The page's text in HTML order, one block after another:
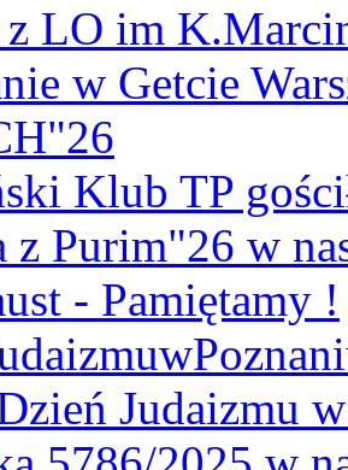
z LO im
w Getcie
Klub TP
z Purim"26 w
- Pamiętamy !
Judaizmu